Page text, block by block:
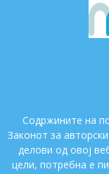
Содржините на
Законот за
делови од овој
цели, потребна е